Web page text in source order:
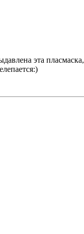
эта